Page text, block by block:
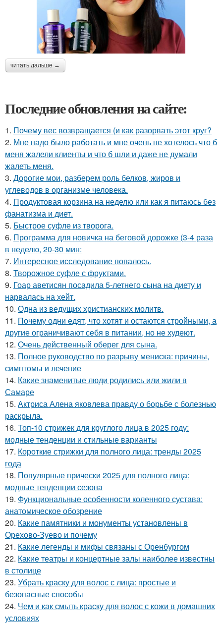
читать дальше →
Последние обновления на сайте:
1. Почему вес возвращается (и как разорвать этот круг?
2. Мне надо было работать и мне очень не хотелось что б
меня жалели клиенты и что б шли и даже не думали
жалеть меня.
3. Дорогие мои, разберем роль белков, жиров и
углеводов в организме человека.
4. Продуктовая корзина на неделю или как я питаюсь без
фанатизма и диет.
5. Быстрое суфле из творога.
6. Программа для новичка на беговой дорожке (3-4 раза
в неделю, 20-30 мин:
7. Интересное исследование попалось.
8. Творожное суфле с фруктами.
9. Гоар аветисян посадила 5-летнего сына на диету и
нарвалась на хейт.
10. Одна из ведущих христианских молитв.
11. Почему одни едят, что хотят и остаются стройными, а
другие ограничивают себя в питании, но не худеют.
12. Очень действенный оберег для сына.
13. Полное руководство по разрыву мениска: причины,
симптомы и лечение
14. Какие знаменитые люди родились или жили в
Самаре
15. Актриса Алена яковлева правду о борьбе с болезнью
раскрыла.
16. Топ-10 стрижек для круглого лица в 2025 году:
модные тенденции и стильные варианты
17. Короткие стрижки для полного лица: тренды 2025
года
18. Популярные прически 2025 для полного лица:
модные тенденции сезона
19. Функциональные особенности коленного сустава:
анатомическое обозрение
20. Какие памятники и монументы установлены в
Орехово-Зуево и почему
21. Какие легенды и мифы связаны с Оренбургом
22. Какие театры и концертные залы наиболее известны
в столице
23. Убрать краску для волос с лица: простые и
безопасные способы
24. Чем и как смыть краску для волос с кожи в домашних
условиях